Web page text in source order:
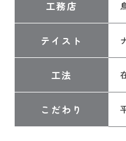
工務店
テイスト
工法
こだわり